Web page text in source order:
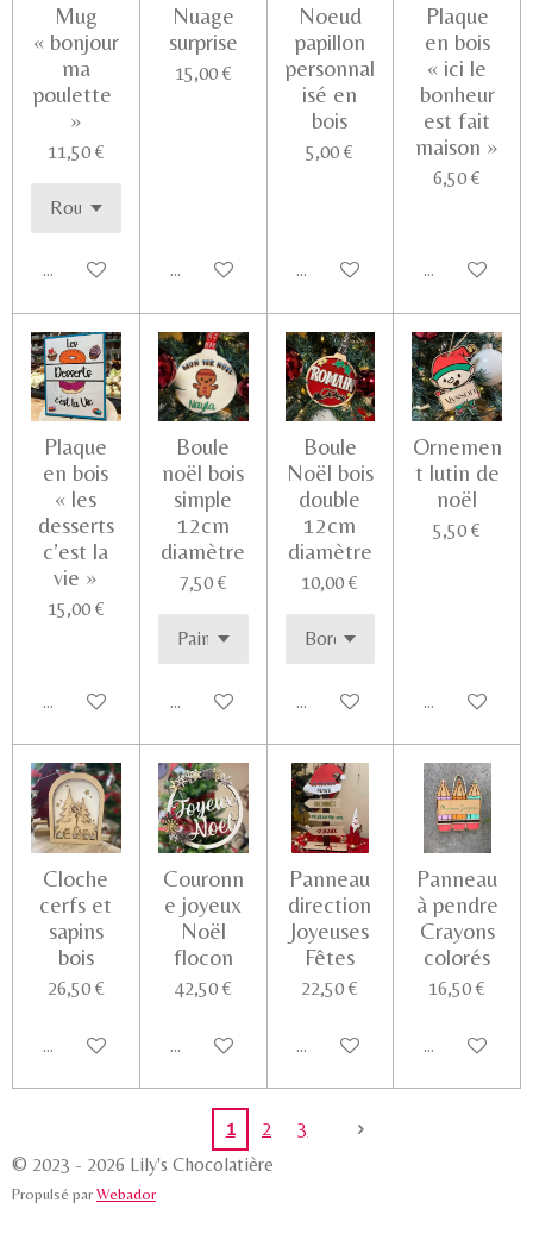
Mug
« bonjour
ma
poulette
»
11,50 €
Ajouter au panier
Nuage
surprise
15,00 €
Voir les détails
Noeud
papillon
personnal
isé en
bois
5,00 €
Ajouter au panier
Plaque
en bois
« ici le
bonheur
est fait
maison »
6,50 €
Ajouter au
Plaque
en bois
« les
desserts
c’est la
vie »
15,00 €
Ajouter au panier
Boule
noël bois
simple
12cm
diamètre
7,50 €
Voir les détails
Boule
Noël bois
double
12cm
diamètre
10,00 €
Voir les détails
Ornemen
t lutin de
noël
5,50 €
Voir les
Cloche
cerfs et
sapins
bois
26,50 €
Ajouter au panier
Couronn
e joyeux
Noël
flocon
42,50 €
Ajouter au panier
Panneau
direction
Joyeuses
Fêtes
22,50 €
Ajouter au panier
Panneau
à pendre
Crayons
colorés
16,50 €
Voir les
1 2
3
© 2023 - 2026 Lily's Chocolatière
Propulsé par Webador